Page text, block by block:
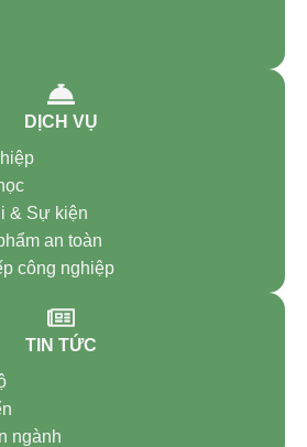
DỊCH VỤ
& Sự kiện
an toàn
công nghiệp
TIN TỨC
ngành